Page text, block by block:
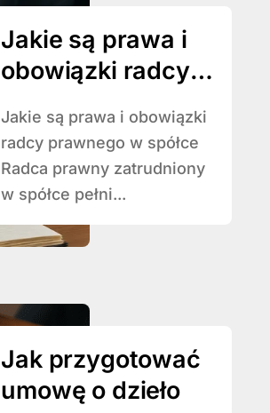
Jakie są prawa i
obowiązki radcy
spółce
Jakie są prawa i obowiązki
radcy prawnego w spółce
Radca prawny zatrudniony
w spółce pełni...
Jak przygotować
umowę o dzieło